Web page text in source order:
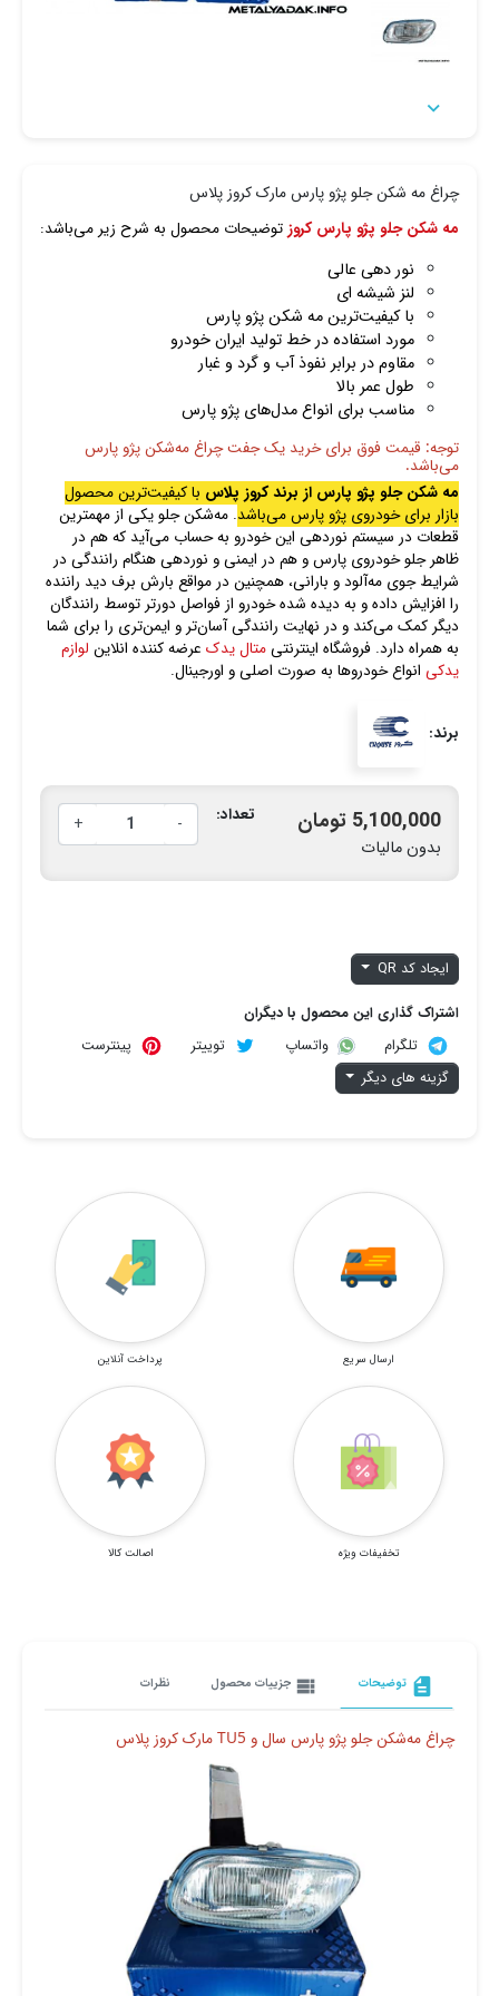

چراغ مه شکن جلو پژو پارس مارک کروز پلاس
مه شکن جلو پژو پارس کروز توضیحات محصول به شرح زیر می‌باشد:
نور دهی عالی
لنز شیشه ای
با کیفیت‌ترین مه شکن پژو پارس
مورد استفاده در خط تولید ایران خودرو
مقاوم در برابر نفوذ آب و گرد و غبار
طول عمر بالا
مناسب برای انواع مدل‌های پژو پارس
توجه: قیمت فوق برای خرید یک جفت چراغ مه‌شکن پژو پارس
می‌باشد.
مه شکن جلو پژو پارس از برند کروز پلاس با کیفیت‌ترین محصول
بازار برای خودروی پژو پارس می‌باشد. مه‌شکن جلو یکی از مهمترین
قطعات در سیستم نوردهی این خودرو به حساب می‌آید که هم در
ظاهر جلو خودروی پارس و هم در ایمنی و نوردهی هنگام رانندگی در
شرایط جوی مه‌آلود و بارانی، همچنین در مواقع بارش برف دید راننده
را افزایش داده و به دیده شده خودرو از فواصل دورتر توسط رانندگان
دیگر کمک می‌کند و در نهایت رانندگی آسان‌تر و ایمن‌تری را برای شما
به همراه دارد. فروشگاه اینترنتیمتال یدک عرضه کننده انلاین لوازم
یدکی انواع خودروها به صورت اصلی و اورجینال.
برند:
5,100,000 تومان
بدون مالیات
تعداد: -
+
ایجاد کد QR
اشتراک گذاری این محصول با دیگران
تلگرام
واتساپ توییتر
پینترست
گزینه های دیگر
ارسال سریع پرداخت آنلاین
تخفیفات ویژه اصالت کالا
description توضیحات view_list جزییات محصول نظرات
چراغ مه‌شکن جلو پژو پارس سال و TU5 مارک کروز پلاس